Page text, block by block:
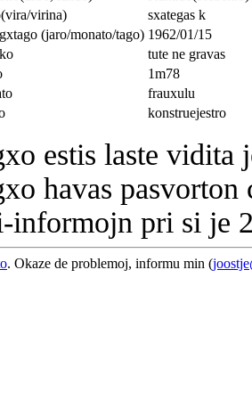
virina)
sxategas k
(jaro/monato/tago) 1962/01/15
tute ne gravas
1m78
frauxulu
konstruejestro
estis laste
havas
informojn pri si je
. Okaze de problemoj, informu min (